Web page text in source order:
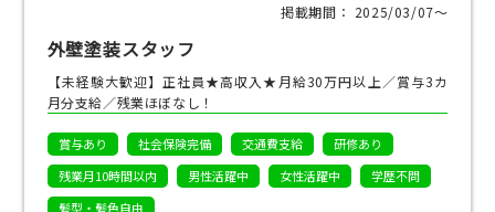
掲載期間： 2025/03/07〜
外壁塗装スタッフ
【未経験大歓迎】正社員★高収入★月給30万円以上／賞与3カ
月分支給／残業ほぼなし！
賞与あり 社会保険完備 交通費支給
研修あり
残業月10時間以内
男性活躍中 女性活躍中
学歴不問
髪型・髪色自由